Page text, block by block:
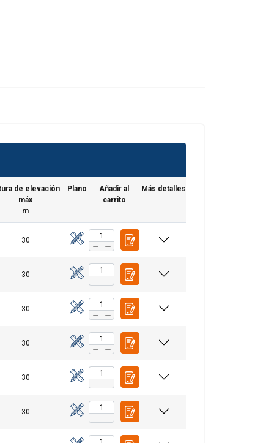
de elevación
máx
m
Plano
Añadir al
carrito
Más detalles
30
30
30
30
30
30